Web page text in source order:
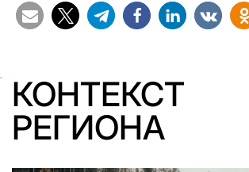
КОНТЕКСТ
РЕГИОНА